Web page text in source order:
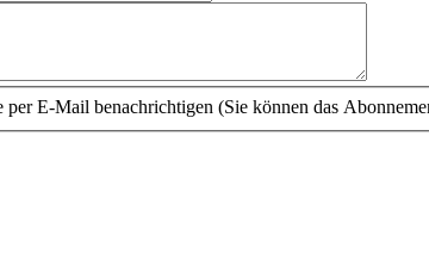
per E-Mail benachrichtigen (Sie können das